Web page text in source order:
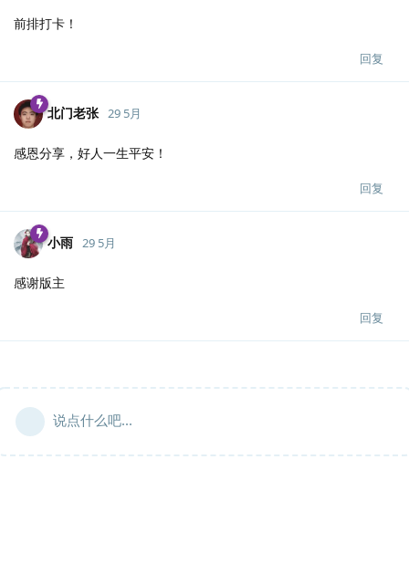
前排打卡！
回复
北门老张 29 5月
感恩分享，好人一生平安！
回复
小雨 29 5月
感谢版主
回复
说点什么吧...